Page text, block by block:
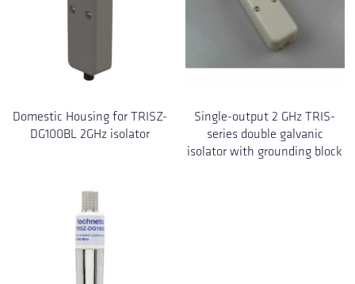
Domestic Housing for TRISZ-
DG100BL 2GHz isolator
Single-output 2 GHz TRIS-
series double galvanic
isolator with grounding block